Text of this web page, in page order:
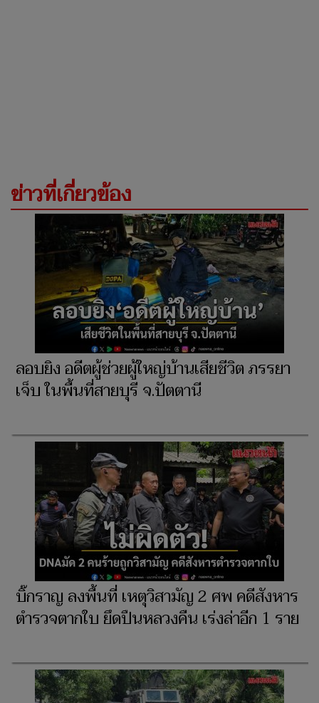
ข่าวที่เกี่ยวข้อง
ลอบยิง อดีตผู้ช่วยผู้ใหญ่บ้านเสียชีวิต ภรรยา
เจ็บ ในพื้นที่สายบุรี จ.ปัตตานี
บิ๊กราญ ลงพื้นที่ เหตุวิสามัญ 2 ศพ คดีสังหาร
ตำรวจตากใบ ยึดปืนหลวงคืน เร่งล่าอีก 1 ราย